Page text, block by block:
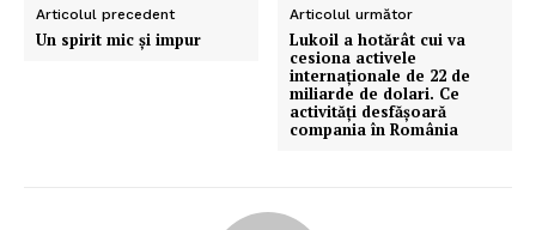
Articolul precedent
Un spirit mic și impur
Articolul următor
Lukoil a hotărât cui va
cesiona activele
internaționale de 22 de
miliarde de dolari. Ce
activități desfășoară
compania în România